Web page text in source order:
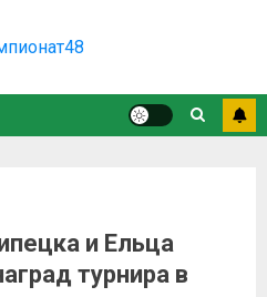
и Ельца
турнира в